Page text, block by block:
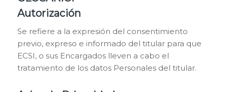
Autorización
Se refiere a la expresión del consentimiento
previo, expreso e informado del titular para que
ECSI, o sus Encargados lleven a cabo el
tratamiento de los datos Personales del titular.